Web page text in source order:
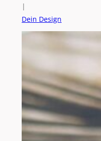
|
Dein Design